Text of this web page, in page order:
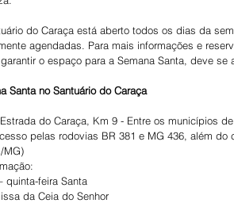
do Caraça está aberto todos os dias da
agendadas. Para mais informações e
o espaço para a Semana Santa, deve
Santa no Santuário do Caraça
do Caraça, Km 9 - Entre os municípios
pelas rodovias BR 381 e MG 436, além
MG)
quinta-feira Santa
da Ceia do Senhor